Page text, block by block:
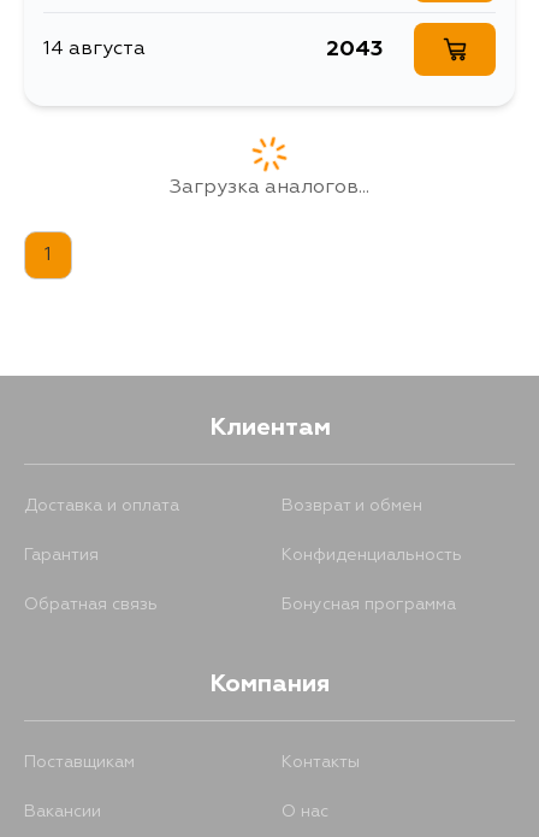
14 августа 2043
Загрузка аналогов...
1
Клиентам
Доставка и оплата Возврат и обмен
Гарантия Конфиденциальность
Обратная связь Бонусная программа
Компания
Поставщикам Контакты
Вакансии О нас